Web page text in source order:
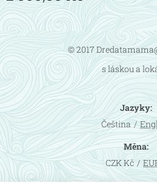
© 2017
s láskou a
Jazyky
Čeština
Měna
CZK Kč